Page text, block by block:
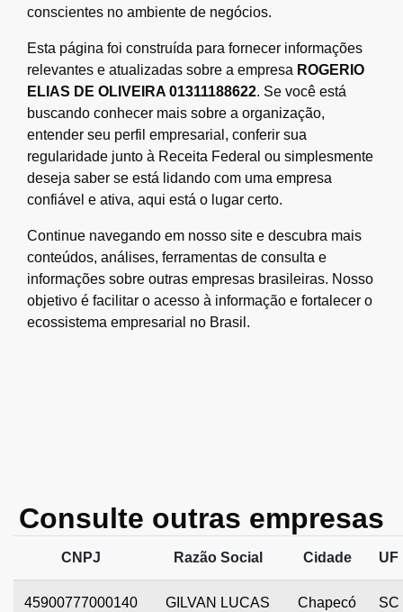
conscientes no ambiente de negócios.
Esta página foi construída para fornecer informações
relevantes e atualizadas sobre a empresa ROGERIO
ELIAS DE OLIVEIRA 01311188622. Se você está
buscando conhecer mais sobre a organização,
entender seu perfil empresarial, conferir sua
regularidade junto à Receita Federal ou simplesmente
deseja saber se está lidando com uma empresa
confiável e ativa, aqui está o lugar certo.
Continue navegando em nosso site e descubra mais
conteúdos, análises, ferramentas de consulta e
informações sobre outras empresas brasileiras. Nosso
objetivo é facilitar o acesso à informação e fortalecer o
ecossistema empresarial no Brasil.
Consulte outras empresas
CNPJ Razão Social Cidade UF
45900777000140
GILVAN LUCAS
Chapecó SC